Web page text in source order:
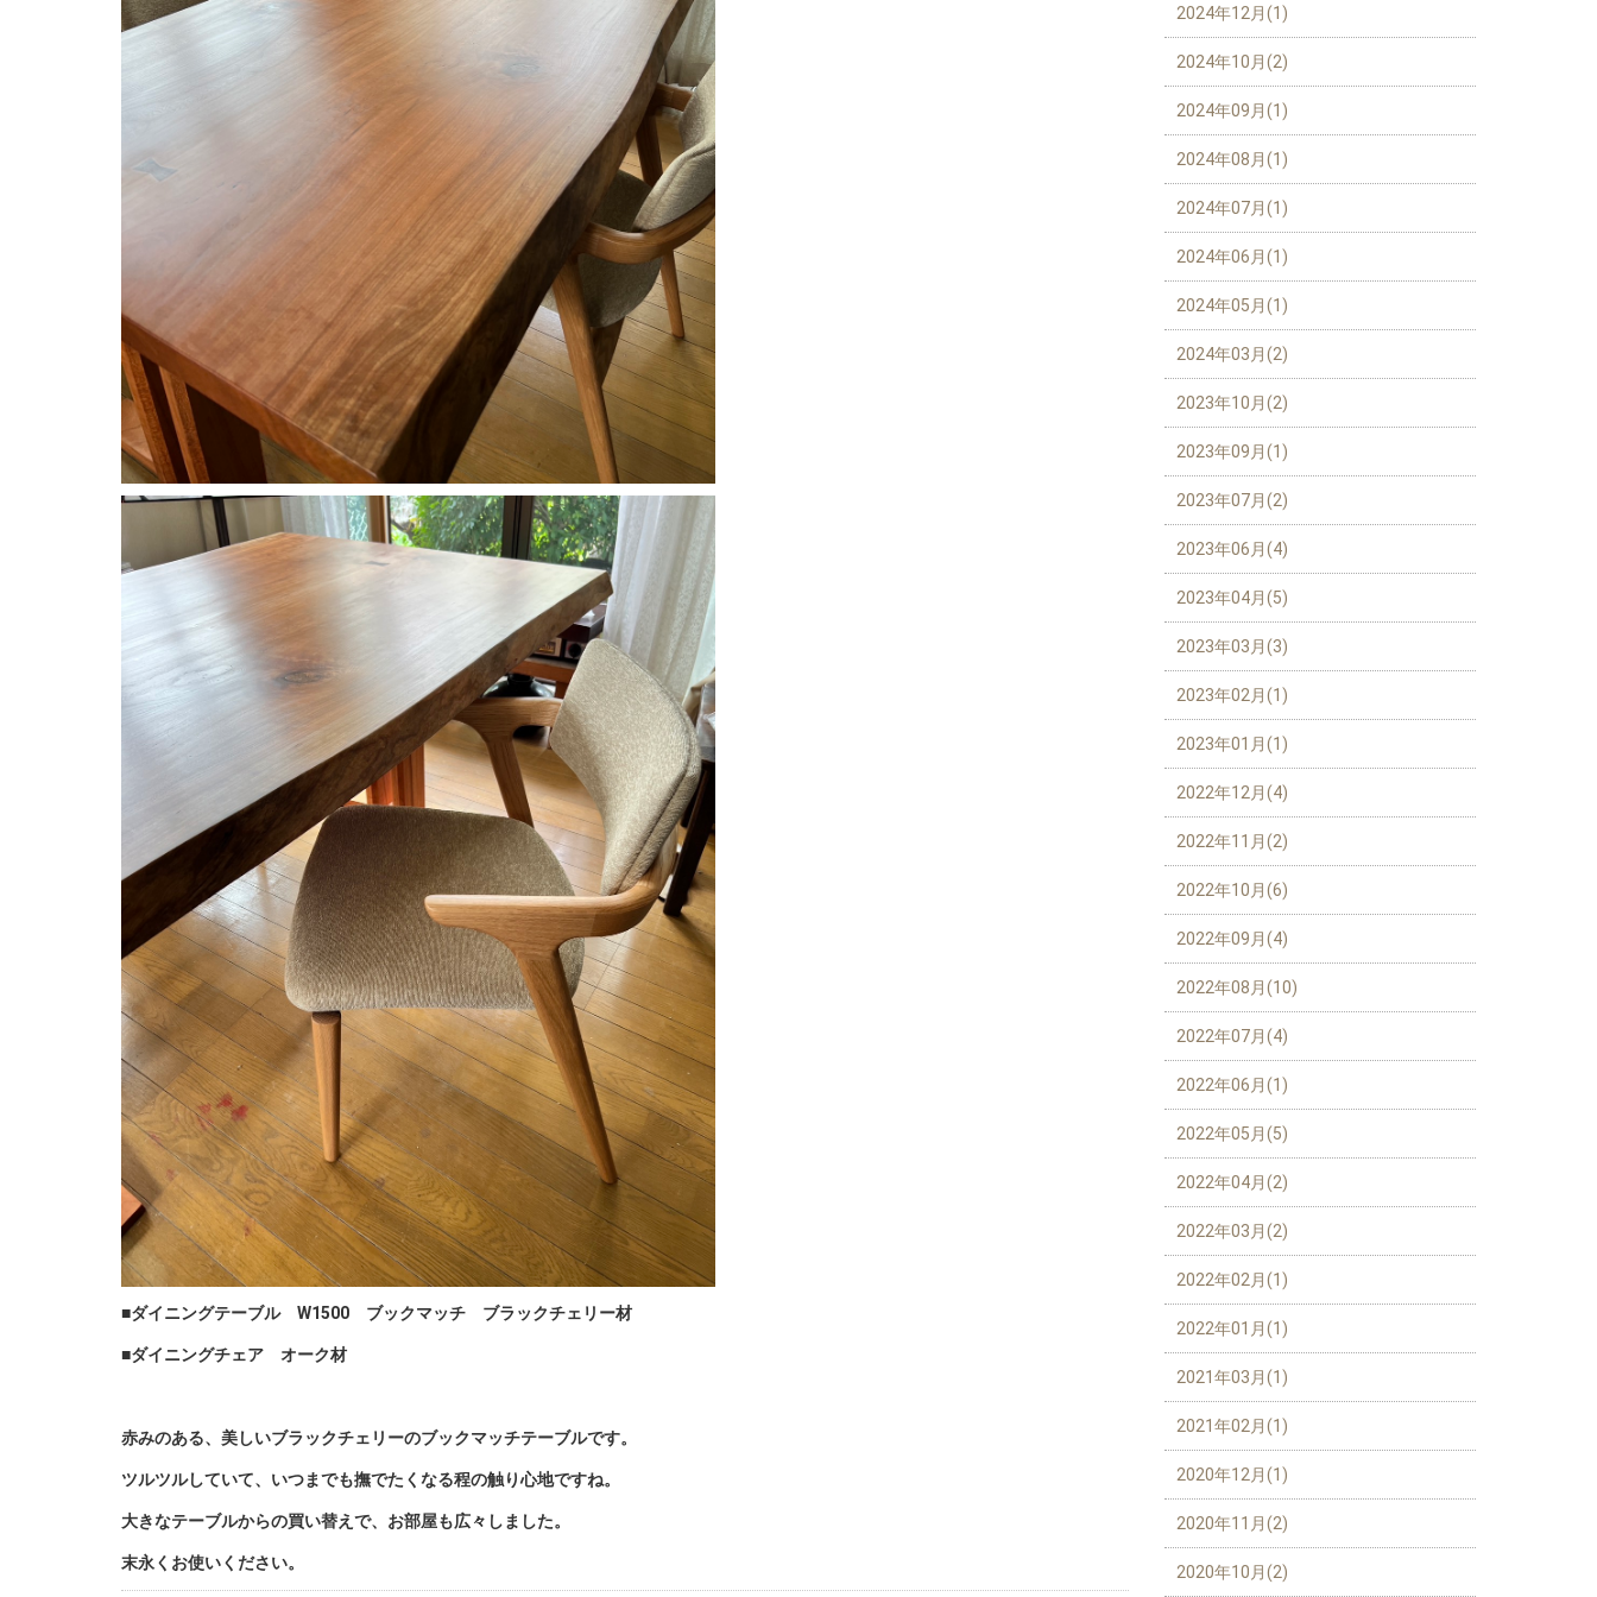
■ダイニングテーブル W1500 ブックマッチ ブラックチェリー材
■ダイニングチェア オーク材
赤みのある、美しいブラックチェリーのブックマッチテーブルです。
ツルツルしていて、いつまでも撫でたくなる程の触り心地ですね。
大きなテーブルからの買い替えで、お部屋も広々しました。
末永くお使いください。
2024年12月(1)
2024年10月(2)
2024年09月(1)
2024年08月(1)
2024年07月(1)
2024年06月(1)
2024年05月(1)
2024年03月(2)
2023年10月(2)
2023年09月(1)
2023年07月(2)
2023年06月(4)
2023年04月(5)
2023年03月(3)
2023年02月(1)
2023年01月(1)
2022年12月(4)
2022年11月(2)
2022年10月(6)
2022年09月(4)
2022年08月(10)
2022年07月(4)
2022年06月(1)
2022年05月(5)
2022年04月(2)
2022年03月(2)
2022年02月(1)
2022年01月(1)
2021年03月(1)
2021年02月(1)
2020年12月(1)
2020年11月(2)
2020年10月(2)